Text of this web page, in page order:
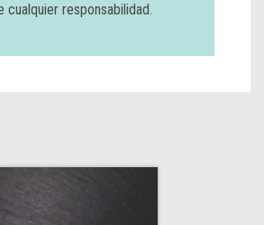
cualquier responsabilidad.